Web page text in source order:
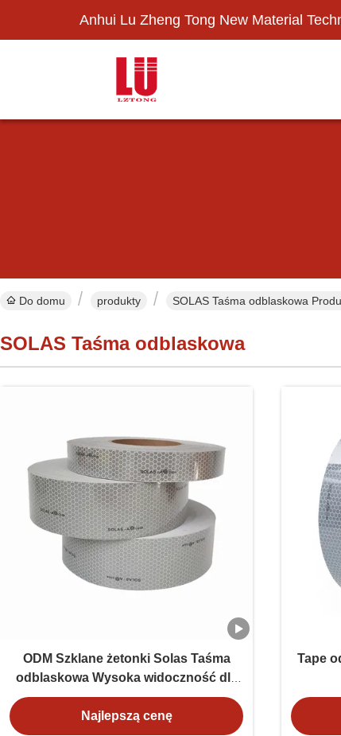
Anhui Lu Zheng Tong New Material
Do domu produkty SOLAS Taśma odblaskowa
SOLAS Taśma odblaskowa
ODM Szklane żetonki Solas Taśma
odblaskowa Wysoka widoczność dla
kamizelki ratunkowej
Najlepszą cenę
Tape